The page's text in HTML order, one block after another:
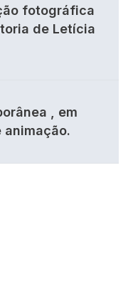
fotográfica
de Letícia
, em
animação.